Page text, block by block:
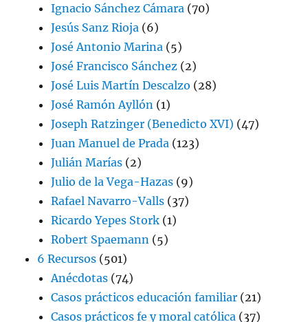
Ignacio Sánchez Cámara (70)
Jesús Sanz Rioja (6)
José Antonio Marina (5)
José Francisco Sánchez (2)
José Luis Martín Descalzo (28)
José Ramón Ayllón (1)
Joseph Ratzinger (Benedicto XVI) (47)
Juan Manuel de Prada (123)
Julián Marías (2)
Julio de la Vega-Hazas (9)
Rafael Navarro-Valls (37)
Ricardo Yepes Stork (1)
Robert Spaemann (5)
6 Recursos (501)
Anécdotas (74)
Casos prácticos educación familiar (21)
Casos prácticos fe y moral católica (37)